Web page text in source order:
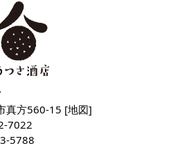
真方560-15 [地図]
7022
5788